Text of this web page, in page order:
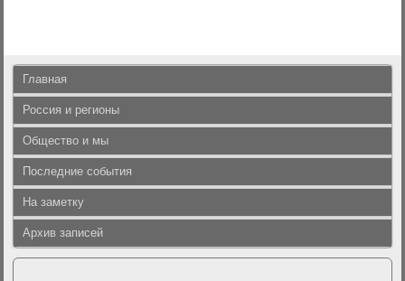
Главная
Россия и регионы
Общество и мы
Последние события
На заметку
Архив записей